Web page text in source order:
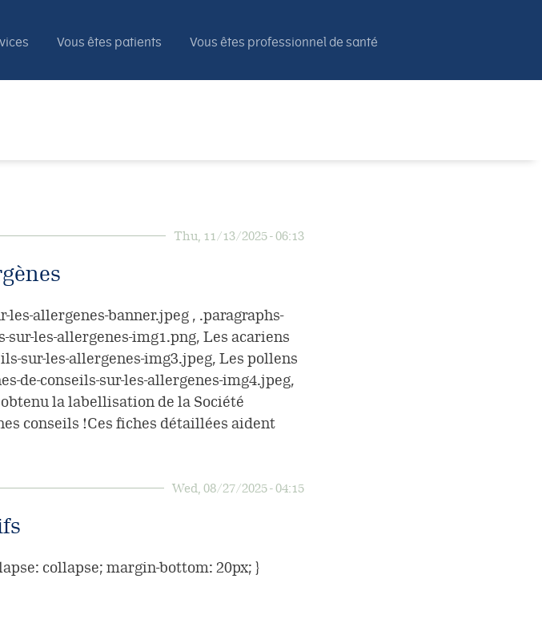
Vous êtes patients Vous êtes professionnel de santé
Thu, 11/13/2025 - 06:13
les-allergenes-banner.jpeg , .paragraphs-
sur-les-allergenes-img1.png, Les acariens
sur-les-allergenes-img3.jpeg, Les pollens
de-conseils-sur-les-allergenes-img4.jpeg,
la labellisation de la Société
conseils !Ces fiches détaillées aident
Wed, 08/27/2025 - 04:15
collapse; margin-bottom: 20px; }